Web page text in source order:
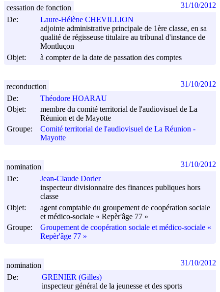
De:
Laure-Hélène CHEVILLION
adjointe administrative principale de 1ère classe, en sa
qualité de régisseuse titulaire au tribunal d'instance de
Montluçon
Objet:
à compter de la date de passation des comptes
cessation de fonction 31/10/2012
De:
Théodore HOARAU
Objet:
membre du comité territorial de l'audiovisuel de La
Réunion et de Mayotte
Groupe:
Comité territorial de l'audiovisuel de La Réunion -
Mayotte
reconduction 31/10/2012
De:
Jean-Claude Dorier
inspecteur divisionnaire des finances publiques hors
classe
Objet:
agent comptable du groupement de coopération sociale
et médico-sociale « Repèr'âge 77 »
Groupe:
Groupement de coopération sociale et médico-sociale «
Repèr'âge 77 »
nomination 31/10/2012
De:
GRENIER (Gilles)
inspecteur général de la jeunesse et des sports
nomination 31/10/2012